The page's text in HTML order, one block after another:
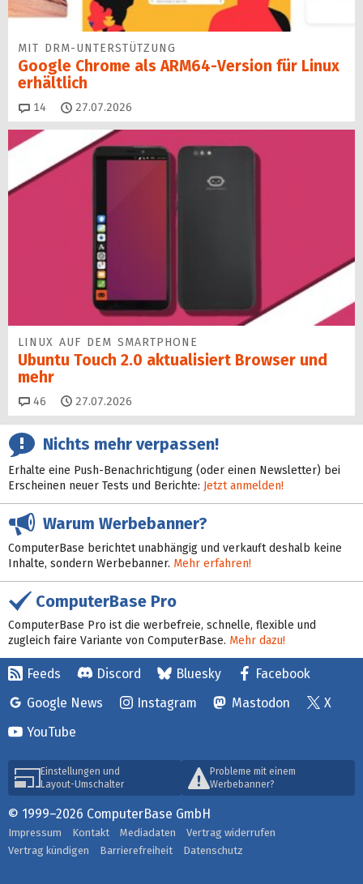
MIT DRM-UNTERSTÜTZUNG
Google Chrome als ARM64-Version für Linux
erhältlich
14 Kommentare
27.07.2026
LINUX AUF DEM SMARTPHONE
Ubuntu Touch 2.0 aktualisiert Browser und
mehr
46 Kommentare
27.07.2026
Nichts mehr verpassen!
Erhalte eine Push-Benachrichtigung (oder einen Newsletter) bei
Erscheinen neuer Tests und Berichte: Jetzt anmelden!
Warum Werbebanner?
ComputerBase berichtet unabhängig und verkauft deshalb keine
Inhalte, sondern Werbebanner. Mehr erfahren!
ComputerBase Pro
ComputerBase Pro ist die werbefreie, schnelle, flexible und
zugleich faire Variante von ComputerBase. Mehr dazu!
Feeds Discord Bluesky
Facebook
Google News
Instagram Mastodon
X
YouTube
Einstellungen und
Layout-Umschalter
Probleme mit einem
Werbebanner?
© 1999–2026 ComputerBase GmbH
Impressum Kontakt Mediadaten
Vertrag widerrufen
Vertrag kündigen
Barrierefreiheit Datenschutz